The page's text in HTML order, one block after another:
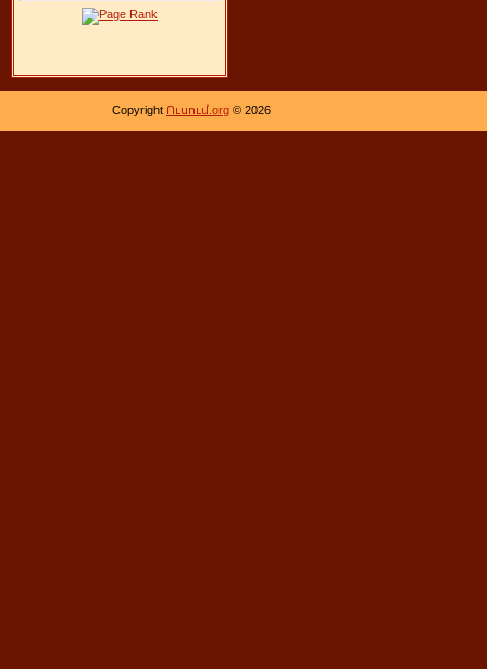
Copyright Ուսում.org © 2026